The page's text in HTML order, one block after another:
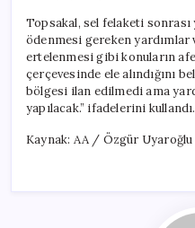
Topsakal, sel felaketi
ödenmesi gereken
ertelenmesi gibi konuların
çerçevesinde ele alındığını
bölgesi ilan edilmedi ama
yapılacak.” ifadelerini kullandı.
Kaynak: AA / Özgür